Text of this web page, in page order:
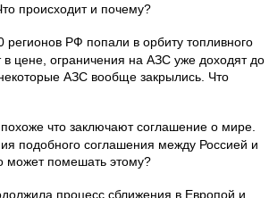
происходит и почему?
регионов РФ попали в орбиту топливного
в цене, ограничения на АЗС уже доходят до
АЗС вообще закрылись. Что
что заключают соглашение о мире.
подобного соглашения между Россией и
может помешать этому?
процесс сближения в Европой и